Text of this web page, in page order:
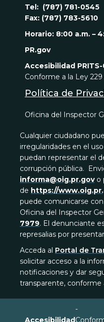
Tel: (787) 781-0545
Fax: (787) 783-5610
Horario: 8:00 a.m. –
PR.gov
Accesibilidad
Conforme a la Ley
Política de
Oficina del Inspector
Cualquier ciudadano
irregularidades en el
puedan representar el
corrupción pública.
informa@oig.pr.govo
de https://
puede comunicarse
Oficina del Inspector
7979. El denunciante
represalias por
Acceda al Portal de
solicitar acceso a la
notificaciones y dar
transparente, conforme
Accesibilidad
-